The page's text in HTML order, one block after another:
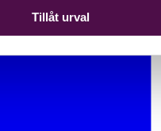
Tillåt urval